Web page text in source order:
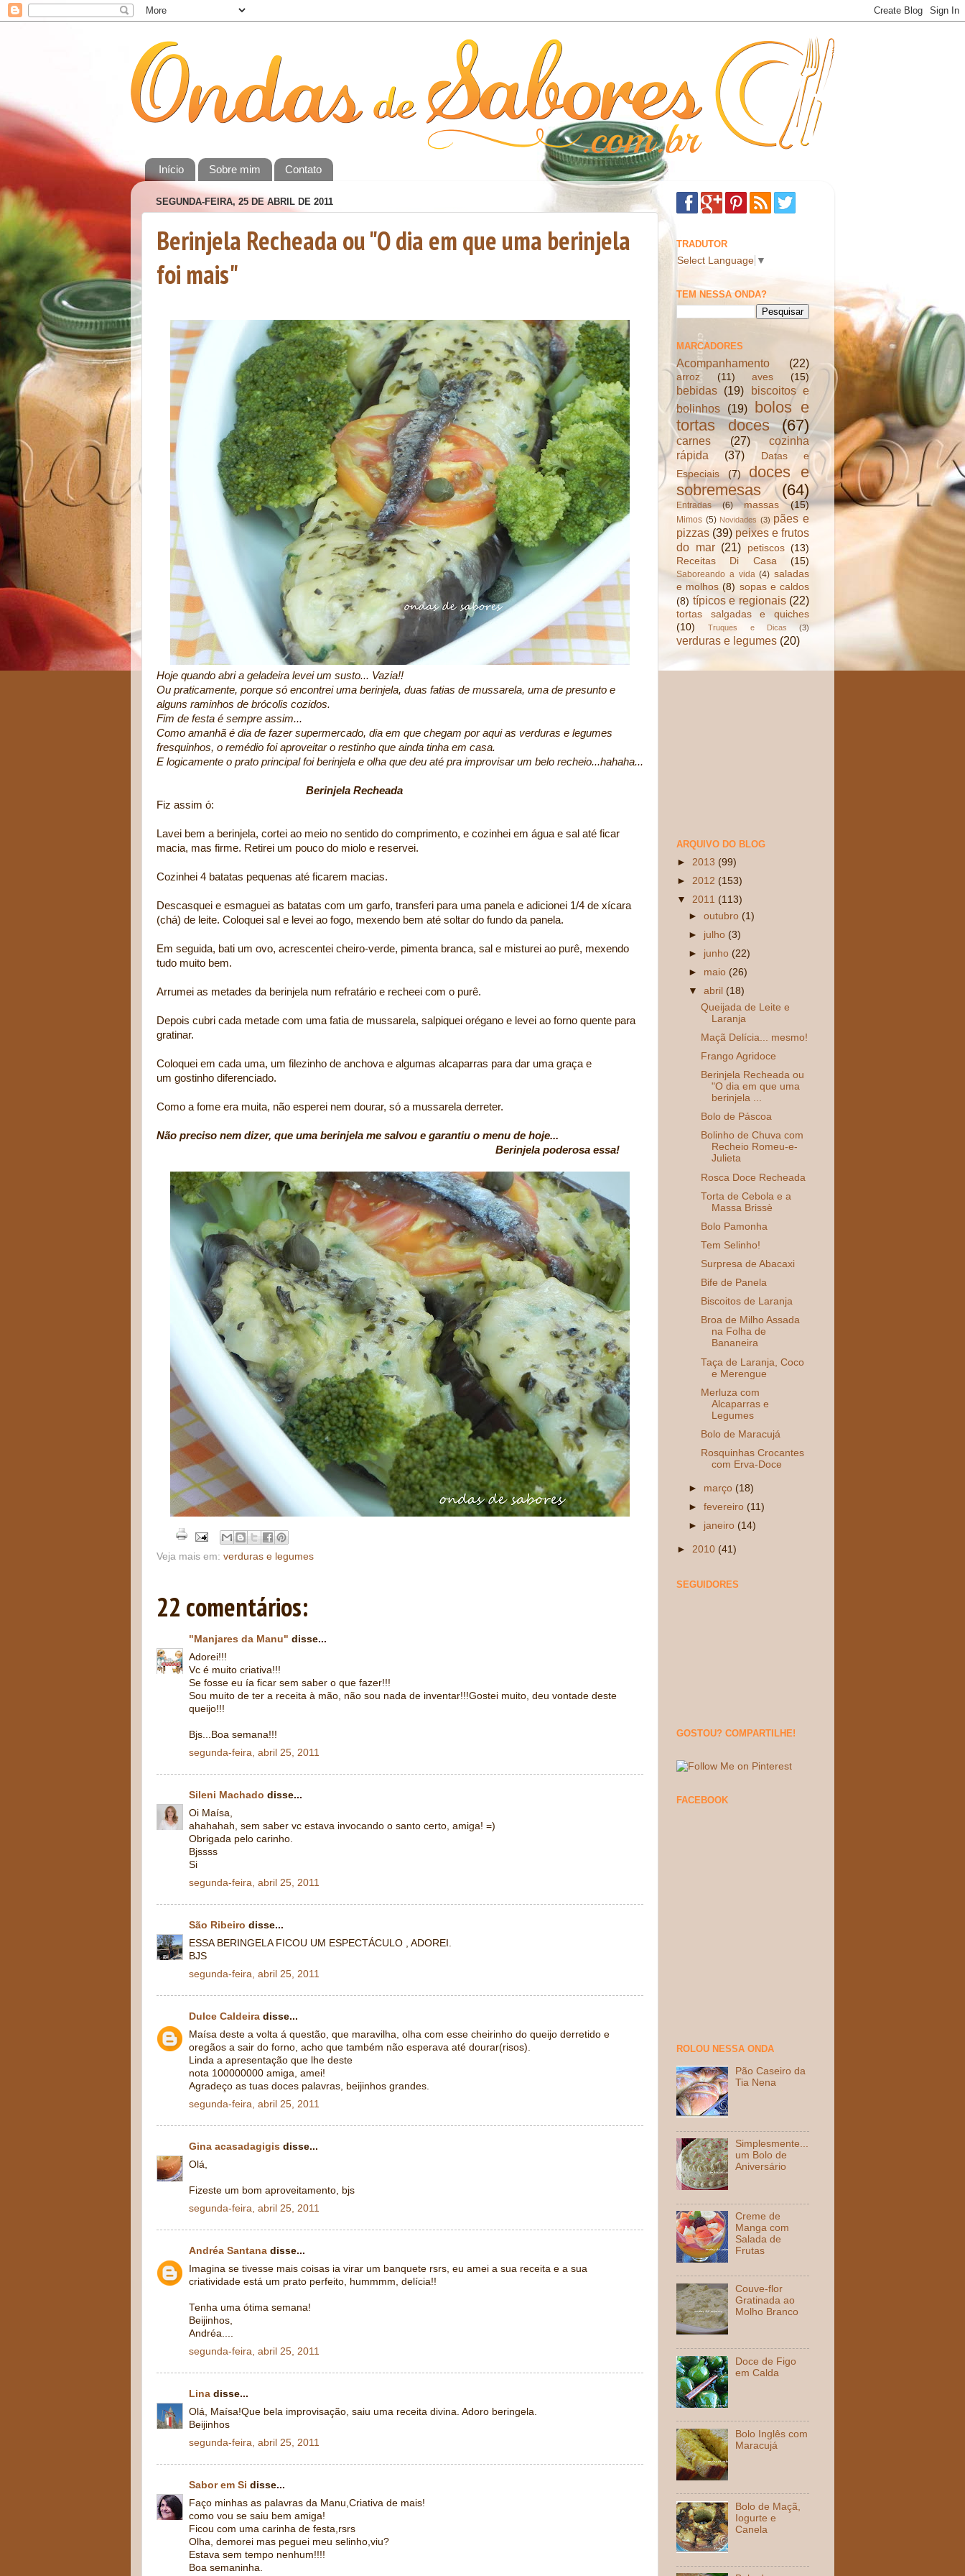
Início Sobre mim Contato
SEGUNDA-FEIRA, 25 DE ABRIL DE 2011
Berinjela Recheada ou "O dia em que uma berinjela
foi mais"
Hoje quando abri a geladeira levei um susto... Vazia!!
Ou praticamente, porque só encontrei uma berinjela, duas fatias de mussarela, uma de presunto e
alguns raminhos de brócolis cozidos.
Fim de festa é sempre assim...
Como amanhã é dia de fazer supermercado, dia em que chegam por aqui as verduras e legumes
fresquinhos, o remédio foi aproveitar o restinho que ainda tinha em casa.
E logicamente o prato principal foi berinjela e olha que deu até pra improvisar um belo recheio...hahaha...
Berinjela Recheada
Fiz assim ó:
Lavei bem a berinjela, cortei ao meio no sentido do comprimento, e cozinhei em água e sal até ficar
macia, mas firme. Retirei um pouco do miolo e reservei.
Cozinhei 4 batatas pequenas até ficarem macias.
Descasquei e esmaguei as batatas com um garfo, transferi para uma panela e adicionei 1/4 de xícara
(chá) de leite. Coloquei sal e levei ao fogo, mexendo bem até soltar do fundo da panela.
Em seguida, bati um ovo, acrescentei cheiro-verde, pimenta branca, sal e misturei ao purê, mexendo
tudo muito bem.
Arrumei as metades da berinjela num refratário e recheei com o purê.
Depois cubri cada metade com uma fatia de mussarela, salpiquei orégano e levei ao forno quente para
gratinar.
Coloquei em cada uma, um filezinho de anchova e algumas alcaparras para dar uma graça e
um gostinho diferenciado.
Como a fome era muita, não esperei nem dourar, só a mussarela derreter.
Não preciso nem dizer, que uma berinjela me salvou e garantiu o menu de hoje...
Berinjela poderosa essa!
Veja mais em: verduras e legumes
22 comentários:
"Manjares da Manu" disse...
Adorei!!!
Vc é muito criativa!!!
Se fosse eu ía ficar sem saber o que fazer!!!
Sou muito de ter a receita à mão, não sou nada de inventar!!!Gostei muito, deu vontade deste
queijo!!!
Bjs...Boa semana!!!
segunda-feira, abril 25, 2011
Sileni Machado disse...
Oi Maísa,
ahahahah, sem saber vc estava invocando o santo certo, amiga! =)
Obrigada pelo carinho.
Bjssss
Si
segunda-feira, abril 25, 2011
São Ribeiro disse...
ESSA BERINGELA FICOU UM ESPECTÁCULO , ADOREI.
BJS
segunda-feira, abril 25, 2011
Dulce Caldeira disse...
Maísa deste a volta á questão, que maravilha, olha com esse cheirinho do queijo derretido e
oregãos a sair do forno, acho que também não esperava até dourar(risos).
Linda a apresentação que lhe deste
nota 100000000 amiga, amei!
Agradeço as tuas doces palavras, beijinhos grandes.
segunda-feira, abril 25, 2011
Gina acasadagigis disse...
Olá,
Fizeste um bom aproveitamento, bjs
segunda-feira, abril 25, 2011
Andréa Santana disse...
Imagina se tivesse mais coisas ia virar um banquete rsrs, eu amei a sua receita e a sua
criatividade está um prato perfeito, hummmm, delícia!!
Tenha uma ótima semana!
Beijinhos,
Andréa....
segunda-feira, abril 25, 2011
Lina disse...
Olá, Maísa!Que bela improvisação, saiu uma receita divina. Adoro beringela.
Beijinhos
segunda-feira, abril 25, 2011
Sabor em Si disse...
Faço minhas as palavras da Manu,Criativa de mais!
como vou se saiu bem amiga!
Ficou com uma carinha de festa,rsrs
Olha, demorei mas peguei meu selinho,viu?
Estava sem tempo nenhum!!!!
Boa semaninha.
TRADUTOR
Select Language ▼
TEM NESSA ONDA?
MARCADORES
Acompanhamento (22)
arroz (11) aves (15)
bebidas (19)
biscoitos e
bolinhos
(19)
bolos e
tortas doces
(67)
carnes (27)
cozinha
rápida
(37)
Datas e
Especiais
(7)
doces e
sobremesas
(64)
Entradas (6) massas (15)
Mimos (5) Novidades (3) pães e
pizzas (39) peixes e frutos
do mar (21) petiscos (13)
Receitas Di Casa
(15)
Saboreando a vida (4) saladas
e molhos (8) sopas e caldos
(8) típicos e regionais (22)
tortas salgadas e quiches
(10)
Truques e Dicas (3)
verduras e legumes (20)
ARQUIVO DO BLOG
► 2013 (99)
► 2012 (153)
▼ 2011 (113)
►outubro (1)
► julho (3)
► junho (22)
► maio (26)
▼abril (18)
Queijada de Leite e
Laranja
Maçã Delícia... mesmo!
Frango Agridoce
Berinjela Recheada ou
"O dia em que uma
berinjela ...
Bolo de Páscoa
Bolinho de Chuva com
Recheio Romeu-e-
Julieta
Rosca Doce Recheada
Torta de Cebola e a
Massa Brissè
Bolo Pamonha
Tem Selinho!
Surpresa de Abacaxi
Bife de Panela
Biscoitos de Laranja
Broa de Milho Assada
na Folha de
Bananeira
Taça de Laranja, Coco
e Merengue
Merluza com
Alcaparras e
Legumes
Bolo de Maracujá
Rosquinhas Crocantes
com Erva-Doce
► março (18)
►fevereiro (11)
► janeiro (14)
► 2010 (41)
SEGUIDORES
GOSTOU? COMPARTILHE!
FACEBOOK
ROLOU NESSA ONDA
Pão Caseiro da
Tia Nena
Simplesmente...
um Bolo de
Aniversário
Creme de
Manga com
Salada de
Frutas
Couve-flor
Gratinada ao
Molho Branco
Doce de Figo
em Calda
Bolo Inglês com
Maracujá
Bolo de Maçã,
Iogurte e
Canela